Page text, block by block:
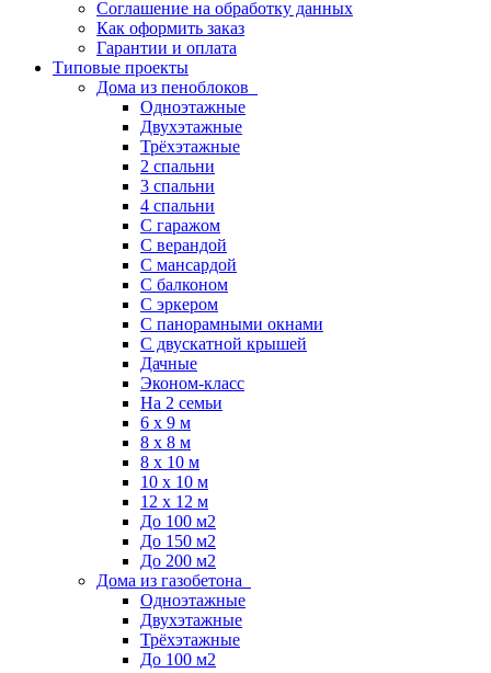
Соглашение на обработку данных
Как оформить заказ
Гарантии и оплата
Типовые проекты
Дома из пеноблоков
Одноэтажные
Двухэтажные
Трёхэтажные
2 спальни
3 спальни
4 спальни
С гаражом
С верандой
С мансардой
С балконом
C эркером
С панорамными окнами
С двускатной крышей
Дачные
Эконом-класс
На 2 семьи
6 x 9 м
8 x 8 м
8 x 10 м
10 x 10 м
12 x 12 м
До 100 м2
До 150 м2
До 200 м2
Дома из газобетона
Одноэтажные
Двухэтажные
Трёхэтажные
До 100 м2